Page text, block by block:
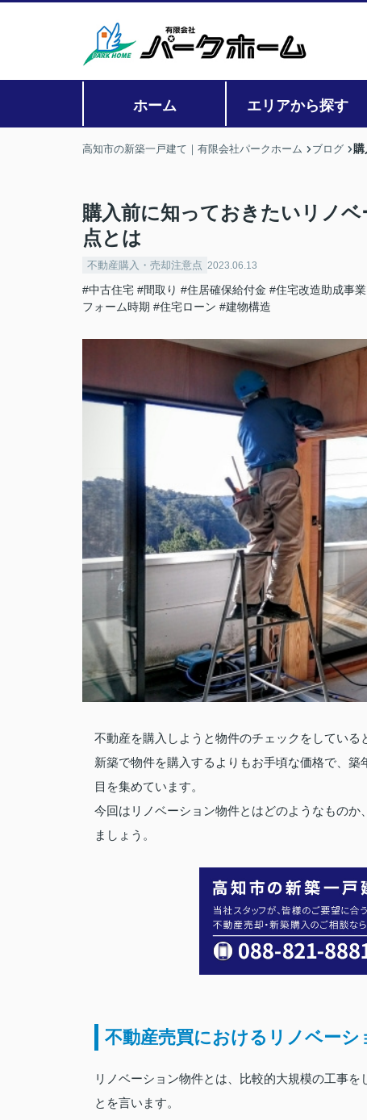
ホーム エリアから探す
高知市の新築一戸建て｜有限会社パークホーム ブログ
購入前に知っておきたいリノ
点とは
不動産購入・売却注意点 2023.06.13
#中古住宅 #間取り #住居確保給付金 #住宅改造助成事業
フォーム時期 #住宅ローン #建物構造
不動産を購入しようと物件のチェックをしている
新築で物件を購入するよりもお手頃な価格で、
目を集めています。
今回はリノベーション物件とはどのようなもの
ましょう。
不動産売買におけるリノベーシ
リノベーション物件とは、比較的大規模の工事
とを言います。